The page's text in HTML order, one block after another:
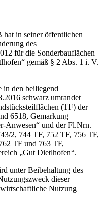
hat in seiner öffentlichen
des
für die Sonderbauflächen
gemäß § 2 Abs. 1 i. V.
in den beiliegend
schwarz umrandet
(TF) der
6518, Gemarkung
Anwesen“ und der Fl.Nrn.
2, 744 TF, 752 TF, 756 TF,
TF und 763 TF,
„Gut Dietlhofen“.
unter Beibehaltung des
dieser
Nutzung